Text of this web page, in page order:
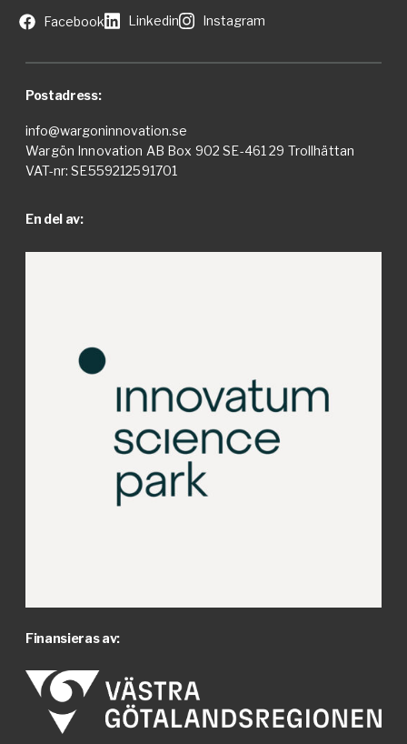
Facebook Linkedin Instagram
Postadress:
info@wargoninnovation.se
Wargön Innovation AB Box 902 SE-461 29 Trollhättan
VAT-nr: SE559212591701
En del av:
Finansieras av: